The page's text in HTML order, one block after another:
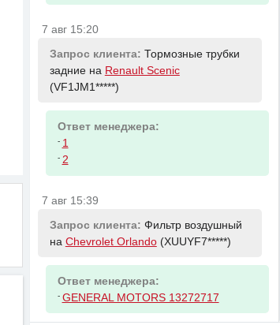
7 авг 15:20
Запрос клиента: Тормозные трубки
задние на Renault Scenic
(VF1JM1*****)
Ответ менеджера:
- 1
- 2
7 авг 15:39
Запрос клиента: Фильтр воздушный
на Chevrolet Orlando(XUUYF7*****)
Ответ менеджера:
- GENERAL MOTORS 13272717